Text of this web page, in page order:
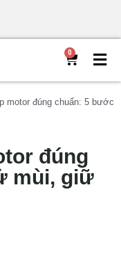
0
motor đúng chuẩn: 5 bước
đúng
mùi, giữ